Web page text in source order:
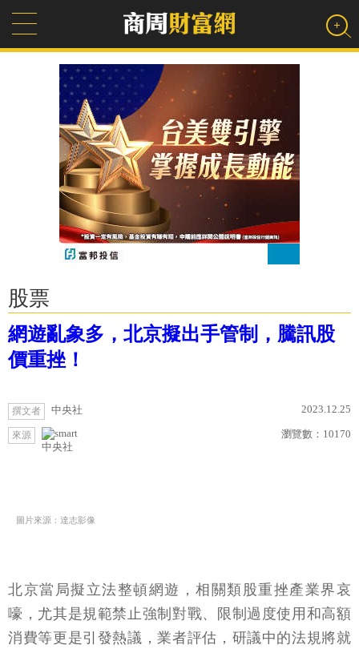
股票
網遊亂象多，北京擬出手管制，騰訊股
價重挫！
撰文者 中央社 2023.12.25
來源
中央社
瀏覽數： 10170
圖片來源：達志影像
北京當局擬立法整頓網遊，相關類股重挫產業界哀
嚎，尤其是規範禁止強制對戰、限制過度使用和高額
消費等更是引發熱議，業者評估，研議中的法規將就